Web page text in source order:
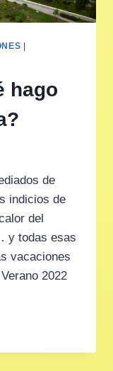
|
hago
de
indicios de
del
y todas esas
vacaciones
2022